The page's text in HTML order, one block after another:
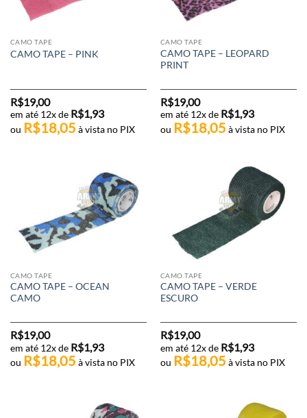
CAMO TAPE
CAMO TAPE – PINK
R$19,00
em até 12x de R$1,93
ou R$18,05 à vista no PIX
CAMO TAPE
CAMO TAPE – LEOPARD
PRINT
R$19,00
em até 12x de R$1,93
ou R$18,05 à vista no PIX
CAMO TAPE
CAMO TAPE – OCEAN
CAMO
R$19,00
em até 12x de R$1,93
ou R$18,05 à vista no PIX
CAMO TAPE
CAMO TAPE – VERDE
ESCURO
R$19,00
em até 12x de R$1,93
ou R$18,05 à vista no PIX